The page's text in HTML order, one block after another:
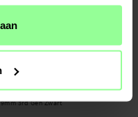
Op voorraad
-WBF1 Band Apple Watch Ultra
3rd Gen Zwart